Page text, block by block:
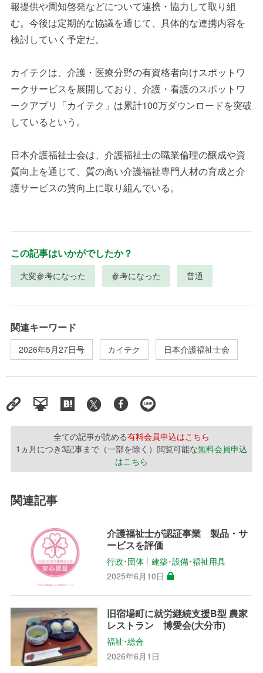
報提供や周知啓発などについて連携・協力して取り組
む。今後は定期的な協議を通じて、具体的な連携内容を
検討していく予定だ。
カイテクは、介護・医療分野の有資格者向けスポットワ
ークサービスを展開しており、介護・看護のスポットワ
ークアプリ「カイテク」は累計100万ダウンロードを突破
しているという。
日本介護福祉士会は、介護福祉士の職業倫理の醸成や資
質向上を通じて、質の高い介護福祉専門人材の育成と介
護サービスの質向上に取り組んでいる。
この記事はいかがでしたか？
大変参考になった 参考になった 普通
関連キーワード
2026年5月27日号 カイテク 日本介護福祉士会
全ての記事が読める有料会員申込はこちら
1ヵ月につき3記事まで（一部を除く）閲覧可能な無料会員申込
はこちら
関連記事
介護福祉士が認証事業 製品・サ
ービスを評価
行政･団体 │建築･設備･福祉用具
2025年6月10日
旧宿場町に就労継続支援B型 農家
レストラン 博愛会(大分市)
福祉･総合
2026年6月1日